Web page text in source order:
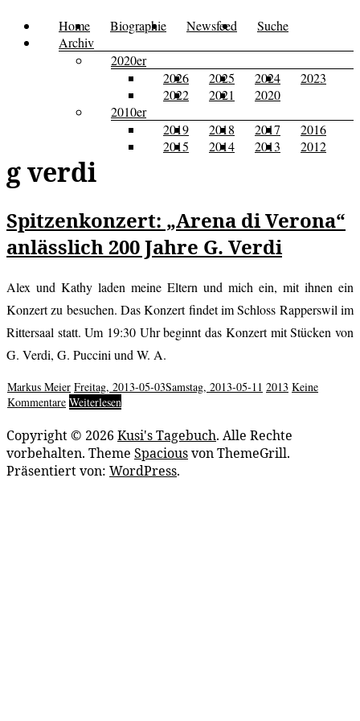
Zum
Inhalt
Kusi's
Tagebuch
Carpe
Menü Home Biographie Newsfeed
Suche
Archiv
2020er
2026
2025 2024
2023
2022
2021
2020
2010er
2019
2018 2017
2016
2015
2014 2013 2012
g verdi
Spitzenkonzert: „Arena di Verona“
anlässlich 200 Jahre G. Verdi
Alex und Kathy laden meine Eltern und mich ein, mit ihnen ein
Konzert zu besuchen. Das Konzert findet im Schloss Rapperswil im
Rittersaal statt. Um 19:30 Uhr beginnt das Konzert mit Stücken von
G. Verdi, G. Puccini und W. A.
Markus Meier Freitag, 2013-05-03Samstag, 2013-05-11 2013 Keine
Kommentare Weiterlesen
Copyright © 2026 Kusi's Tagebuch. Alle Rechte
vorbehalten. Theme Spaciousvon ThemeGrill.
Präsentiert von: WordPress.